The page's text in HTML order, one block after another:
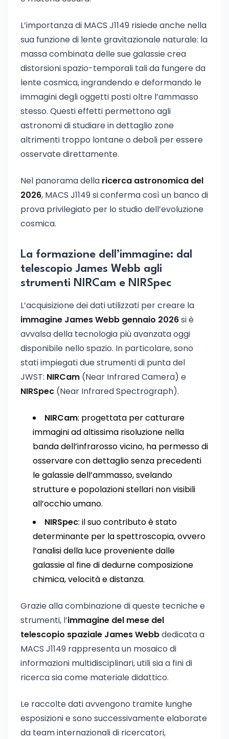
L’importanza di MACS J1149 risiede anche nella
sua funzione di lente gravitazionale naturale: la
massa combinata delle sue galassie crea
distorsioni spazio-temporali tali da fungere da
lente cosmica, ingrandendo e deformando le
immagini degli oggetti posti oltre l’ammasso
stesso. Questi effetti permettono agli
astronomi di studiare in dettaglio zone
altrimenti troppo lontane o deboli per essere
osservate direttamente.
Nel panorama della ricerca astronomica del
2026, MACS J1149 si conferma così un banco di
prova privilegiato per lo studio dell’evoluzione
cosmica.
La formazione dell’immagine: dal
telescopio James Webb agli
strumenti NIRCam e NIRSpec
L’acquisizione dei dati utilizzati per creare la
immagine James Webb gennaio 2026si è
avvalsa della tecnologia più avanzata oggi
disponibile nello spazio. In particolare, sono
stati impiegati due strumenti di punta del
JWST: NIRCam (Near Infrared Camera) e
NIRSpec (Near Infrared Spectrograph).
NIRCam: progettata per catturare
immagini ad altissima risoluzione nella
banda dell’infrarosso vicino, ha permesso di
osservare con dettaglio senza precedenti
le galassie dell’ammasso, svelando
strutture e popolazioni stellari non visibili
all’occhio umano.
NIRSpec: il suo contributo è stato
determinante per la spettroscopia, ovvero
l’analisi della luce proveniente dalle
galassie al fine di dedurne composizione
chimica, velocità e distanza.
Grazie alla combinazione di queste tecniche e
strumenti, l’immagine del mese del
telescopio spaziale James Webbdedicata a
MACS J1149 rappresenta un mosaico di
informazioni multidisciplinari, utili sia a fini di
ricerca sia come materiale didattico.
Le raccolte dati avvengono tramite lunghe
esposizioni e sono successivamente elaborate
da team internazionali di ricercatori,